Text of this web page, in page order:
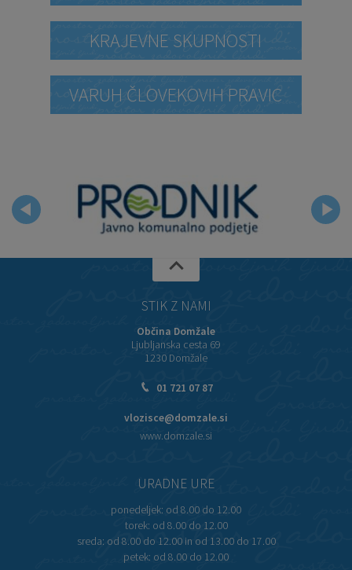
KRAJEVNE SKUPNOSTI
VARUH ČLOVEKOVIH PRAVIC
STIK Z NAMI
Občina Domžale
Ljubljanska cesta 69
1230 Domžale
01 721 07 87
vlozisce@domzale.si
www.domzale.si
URADNE URE
ponedeljek: od 8.00 do 12.00
torek: od 8.00 do 12.00
sreda: od 8.00 do 12.00 in od 13.00 do 17.00
petek: od 8.00 do 12.00